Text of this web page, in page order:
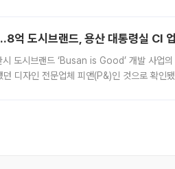
도시브랜드, 용산 대통령실 CI
도시브랜드 ‘Busan is Good’ 개발 사업
디자인 전문업체 피앤(P&)인 것으로 확인